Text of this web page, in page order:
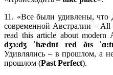
11. «Все были удивлены, что
современной Австралии – All
read this article about modern
dʒɔ:dʒ ˈhædnt red ðɪs
Удивлялись – в прошлом, а
прошлом (Past Perfect).